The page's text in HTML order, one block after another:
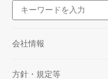
会社情報
方針・規定等